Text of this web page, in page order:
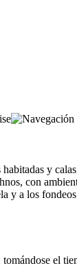
y
con
a los
el